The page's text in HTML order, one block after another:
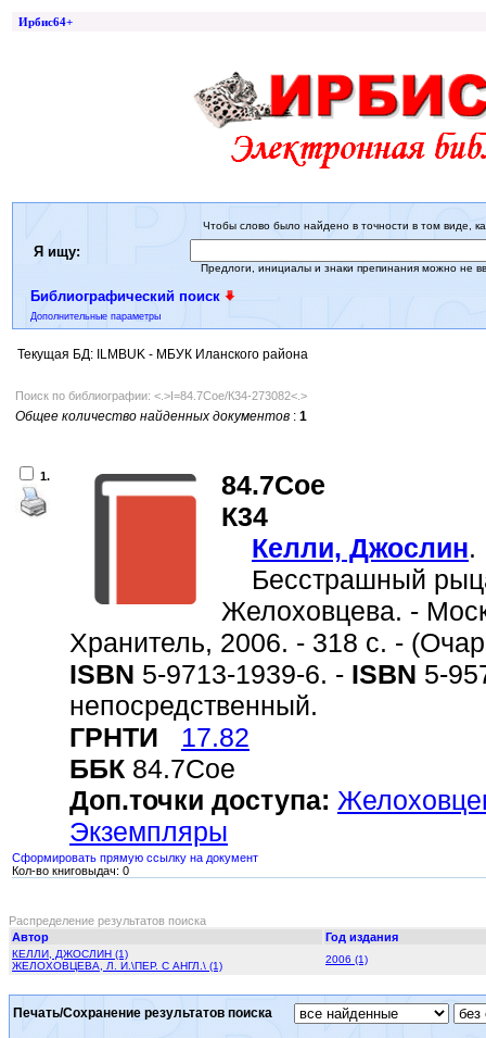
Ирбис64+
Я ищу:
Чтобы слово было найдено в точности в том виде,
Предлоги, инициалы и знаки препинания можно не
Библиографический поиск
Дополнительные параметры
Текущая БД: ILMBUK - МБУК Иланского района
Поиск по библиографии: <.>I=84.7Сое/К34-273082<.>
Общее количество найденных документов : 1
1.
84.7Сое
К34
Келли, Джослин.
Бесстрашный
Желоховцева. -
Хранитель, 2006. - 318 с. -
ISBN 5-9713-1939-6. - ISBN 5-
непосредственный.
ГРНТИ
17.82
ББК 84.7Сое
Доп.точки доступа:
Экземпляры
Сформировать прямую ссылку на документ
Кол-во книговыдач: 0
Распределение результатов поиска
Автор
Год издания
КЕЛЛИ, ДЖОСЛИН (1)
ЖЕЛОХОВЦЕВА, Л. И.\ПЕР. С АНГЛ.\ (1)
2006 (1)
Печать/Сохранение результатов поиска